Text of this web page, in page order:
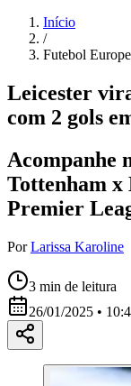
Início
/
Futebol
Leicester
com 2 gols
Acompanhe
Tottenham x
Premier
Por Larissa Karoline
3 min de leitura
26/01/2025 •